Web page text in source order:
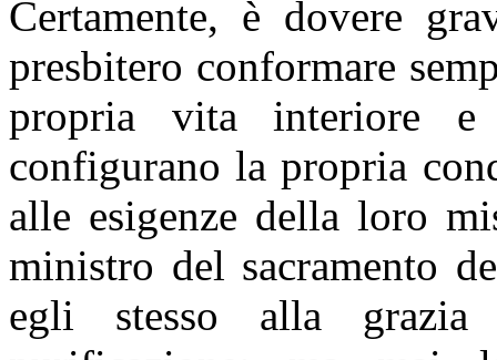
Certamente, è dovere
presbitero conformare
propria vita interiore
configurano la propria
alle esigenze della loro
ministro del sacramento
egli stesso alla